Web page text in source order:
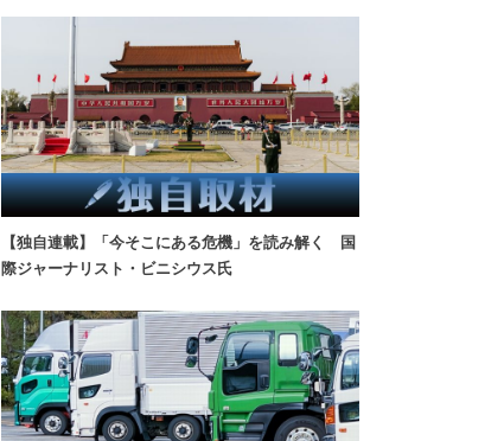
【独自連載】「今そこにある危機」を読み解く 国
際ジャーナリスト・ビニシウス氏